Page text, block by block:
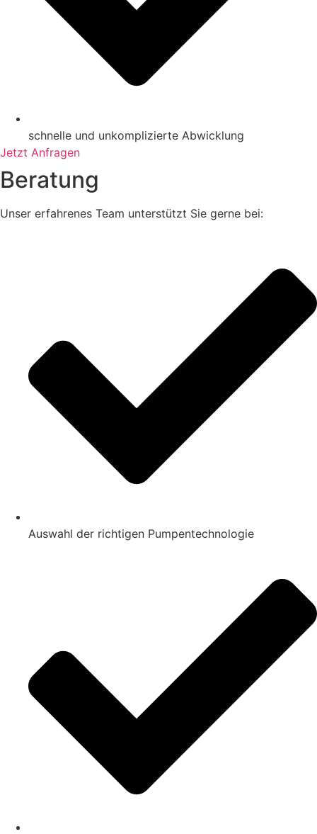
schnelle und unkomplizierte Abwicklung
Jetzt Anfragen
Beratung
Unser erfahrenes Team unterstützt Sie gerne bei:
Auswahl der richtigen Pumpentechnologie